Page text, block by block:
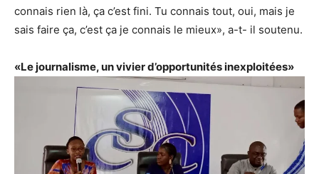
connais rien là, ça c’est fini. Tu connais tout, oui, mais je
sais faire ça, c’est ça je connais le mieux», a-t- il soutenu.
«Le journalisme, un vivier d’opportunités inexploitées»